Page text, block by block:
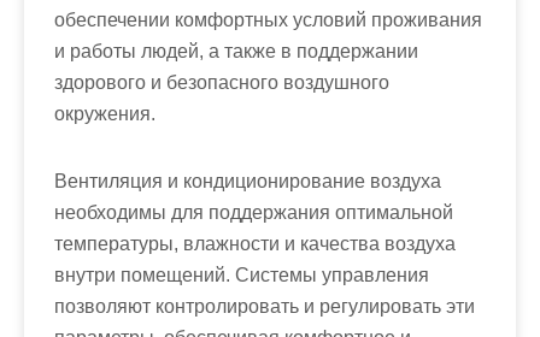
обеспечении комфортных условий проживания
и работы людей, а также в поддержании
здорового и безопасного воздушного
окружения.
Вентиляция и кондиционирование воздуха
необходимы для поддержания оптимальной
температуры, влажности и качества воздуха
внутри помещений. Системы управления
позволяют контролировать и регулировать эти